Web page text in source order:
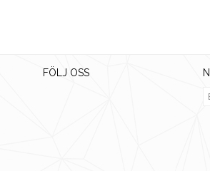
FÖLJ OSS